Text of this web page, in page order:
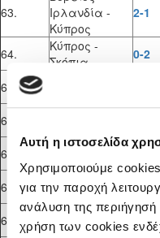
Αυτή η ιστοσελίδα
Χρησιμοποιούμε
για την παροχή
ανάλυση της
χρήση των cookies
63.
Ιρλανδία -
Κύπρος
2-1
64.
Κύπρος -
Σκόπια
0-2
65.
66.
Κύπρος -
67.
Κύπρος -
Λευκορωσία
1-2
68.
Σκόπια -
Κύπρος
0-1
69.
Σκόπια -
Κύπρος
5-1